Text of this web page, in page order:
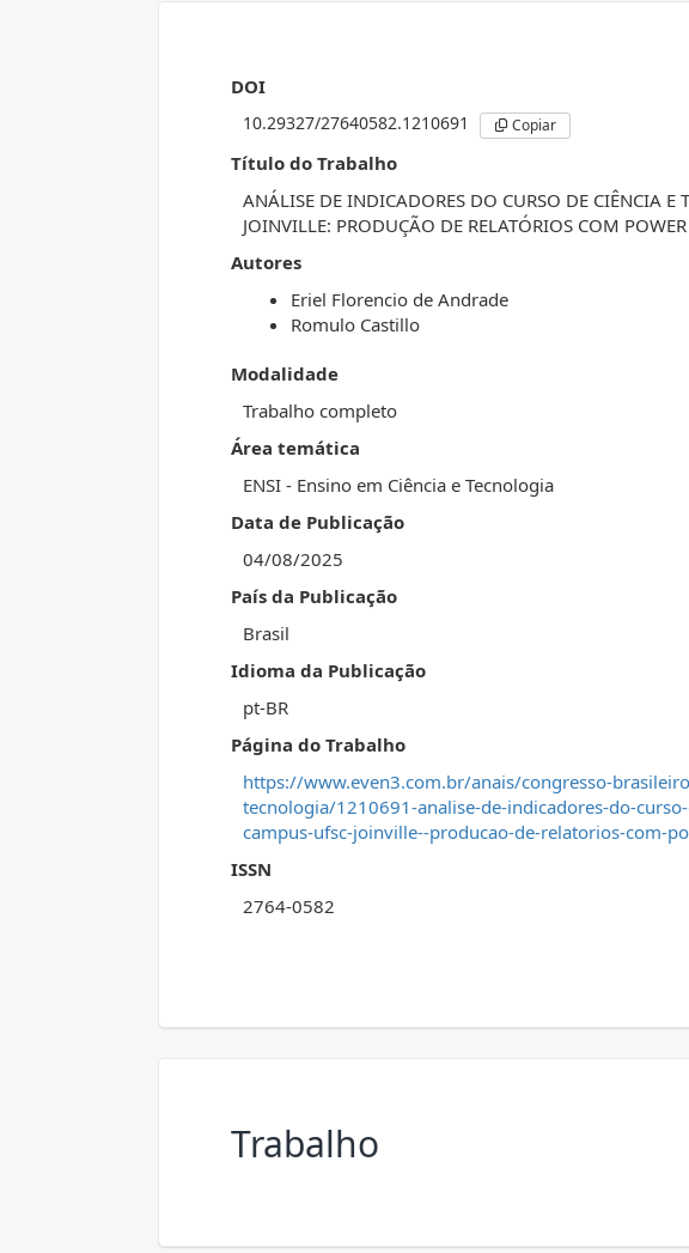
DOI
10.29327/27640582.1210691 Copiar
Título do Trabalho
ANÁLISE DE INDICADORES DO CURSO DE CIÊNCIA E
JOINVILLE: PRODUÇÃO DE RELATÓRIOS COM
Autores
Eriel Florencio de Andrade
Romulo Castillo
Modalidade
Trabalho completo
Área temática
ENSI - Ensino em Ciência e Tecnologia
Data de Publicação
04/08/2025
País da Publicação
Brasil
Idioma da Publicação
pt-BR
Página do Trabalho
https://www.even3.com.br/anais/congresso-
tecnologia/1210691-analise-de-indicadores-do-
campus-ufsc-joinville--producao-de-relatorios-com-
ISSN
2764-0582
Trabalho